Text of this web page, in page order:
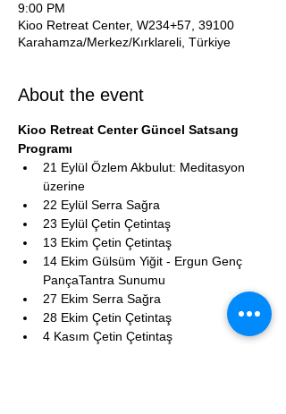
9:00 PM
Kioo Retreat Center, W234+57, 39100
Karahamza/Merkez/Kırklareli, Türkiye
About the event
Kioo Retreat Center Güncel Satsang
Programı
21 Eylül Özlem Akbulut: Meditasyon
üzerine
22 Eylül Serra Sağra
23 Eylül Çetin Çetintaş
13 Ekim Çetin Çetintaş
14 Ekim Gülsüm Yiğit - Ergun Genç
PançaTantra Sunumu
27 Ekim Serra Sağra
28 Ekim Çetin Çetintaş
4 Kasım Çetin Çetintaş